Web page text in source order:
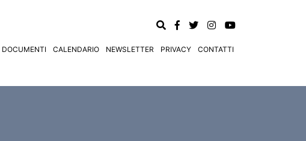
DOCUMENTI CALENDARIO NEWSLETTER PRIVACY CONTATTI